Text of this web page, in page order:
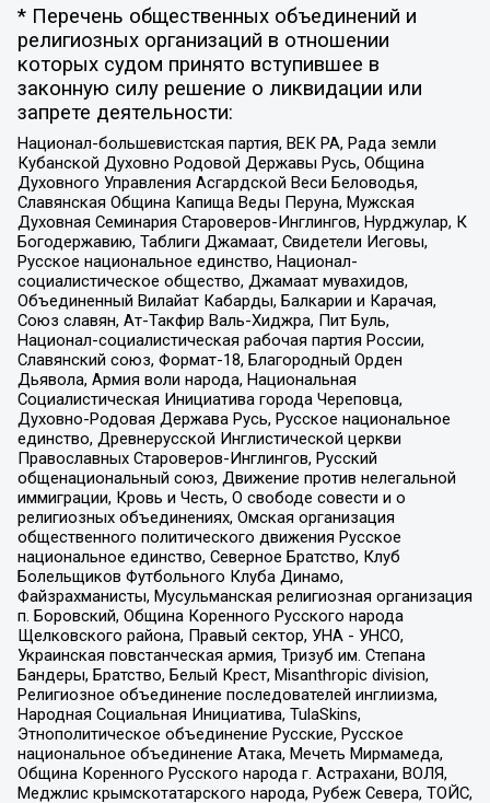
* Перечень общественных объединений и
религиозных организаций в отношении
которых судом принято вступившее в
законную силу решение о ликвидации или
запрете деятельности:
Национал-большевистская партия, ВЕК РА, Рада земли
Кубанской Духовно Родовой Державы Русь, Община
Духовного Управления Асгардской Веси Беловодья,
Славянская Община Капища Веды Перуна, Мужская
Духовная Семинария Староверов-Инглингов, Нурджулар, К
Богодержавию, Таблиги Джамаат, Свидетели Иеговы,
Русское национальное единство, Национал-
социалистическое общество, Джамаат мувахидов,
Объединенный Вилайат Кабарды, Балкарии и Карачая,
Союз славян, Ат-Такфир Валь-Хиджра, Пит Буль,
Национал-социалистическая рабочая партия России,
Славянский союз, Формат-18, Благородный Орден
Дьявола, Армия воли народа, Национальная
Социалистическая Инициатива города Череповца,
Духовно-Родовая Держава Русь, Русское национальное
единство, Древнерусской Инглистической церкви
Православных Староверов-Инглингов, Русский
общенациональный союз, Движение против нелегальной
иммиграции, Кровь и Честь, О свободе совести и о
религиозных объединениях, Омская организация
общественного политического движения Русское
национальное единство, Северное Братство, Клуб
Болельщиков Футбольного Клуба Динамо,
Файзрахманисты, Мусульманская религиозная организация
п. Боровский, Община Коренного Русского народа
Щелковского района, Правый сектор, УНА - УНСО,
Украинская повстанческая армия, Тризуб им. Степана
Бандеры, Братство, Белый Крест, Misanthropic division,
Религиозное объединение последователей инглиизма,
Народная Социальная Инициатива, TulaSkins,
Этнополитическое объединение Русские, Русское
национальное объединение Атака, Мечеть Мирмамеда,
Община Коренного Русского народа г. Астрахани, ВОЛЯ,
Меджлис крымскотатарского народа, Рубеж Севера, ТОЙС,